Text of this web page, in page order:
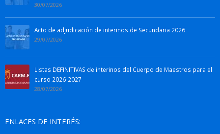
30/07/2026
Acto de adjudicación de interinos de Secundaria 2026
29/07/2026
Listas DEFINITIVAS de interinos del Cuerpo de Maestros para el
curso 2026-2027
28/07/2026
ENLACES DE INTERÉS: